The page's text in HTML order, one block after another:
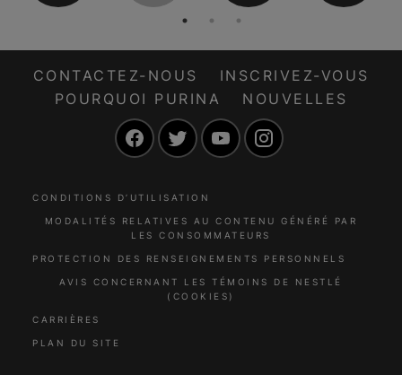
CONTACTEZ-NOUS
INSCRIVEZ-VOUS
POURQUOI PURINA
NOUVELLES
FacebookTwitter YouTube
CONDITIONS D’UTILISATION
MODALITÉS RELATIVES AU CONTENU GÉNÉRÉ PAR
LES CONSOMMATEURS
PROTECTION DES RENSEIGNEMENTS PERSONNELS
AVIS CONCERNANT LES TÉMOINS DE NESTLÉ
(COOKIES)
CARRIÈRES
PLAN DU SITE